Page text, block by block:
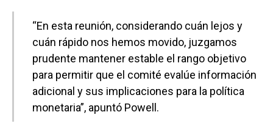
“En esta reunión, considerando cuán lejos y
cuán rápido nos hemos movido, juzgamos
prudente mantener estable el rango objetivo
para permitir que el comité evalúe información
adicional y sus implicaciones para la política
monetaria”, apuntó Powell.